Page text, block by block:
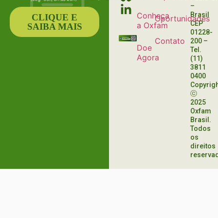
Conheça
a Oxfam
Doe
Agora
Oportunidades
Contato
–
Brasil
CEP
01228-
200 –
Tel.
(11)
3811
0400
ⓒ
2025
Oxfam
Brasil.
Todos
os
direitos
CLIQUE E
SAIBA MAIS